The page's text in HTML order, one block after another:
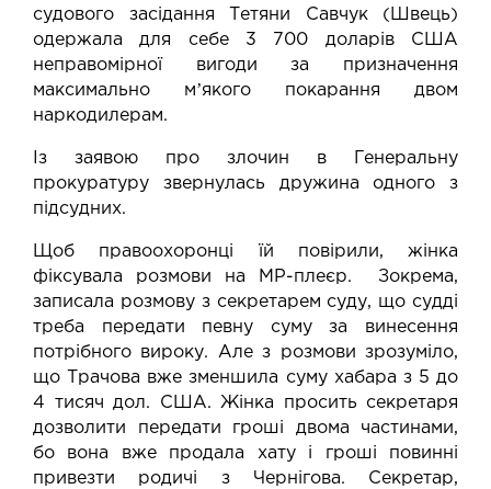
судового засідання Тетяни Савчук (Швець)
одержала для себе 3 700 доларів США
неправомірної вигоди за призначення
максимально мʼякого покарання двом
наркодилерам.
Із заявою про злочин в Генеральну
прокуратуру звернулась дружина одного з
підсудних.
Щоб правоохоронці їй повірили, жінка
фіксувала розмови на МР-плеєр. Зокрема,
записала розмову з секретарем суду, що судді
треба передати певну суму за винесення
потрібного вироку. Але з розмови зрозуміло,
що Трачова вже зменшила суму хабара з 5 до
4 тисяч дол. США. Жінка просить секретаря
дозволити передати гроші двома частинами,
бо вона вже продала хату і гроші повинні
привезти родичі з Чернігова. Секретар,